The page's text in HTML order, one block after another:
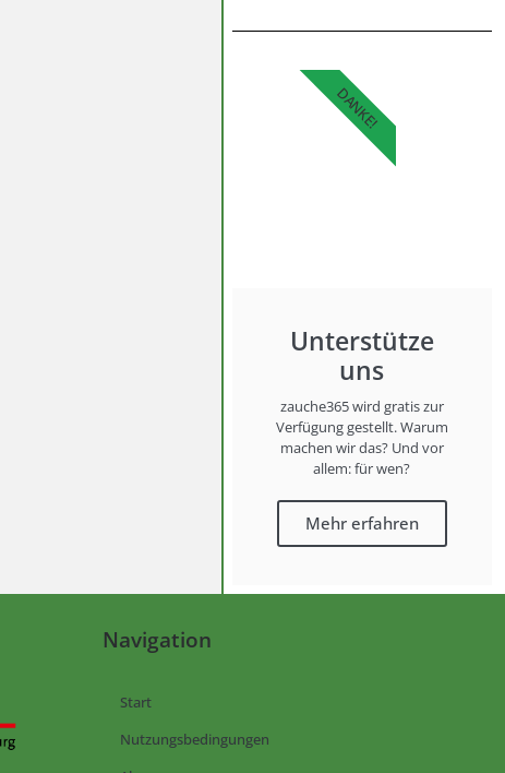
Unterstütze
uns
zauche365 wird gratis zur
Verfügung gestellt. Warum
machen wir das? Und vor
allem: für wen?
Mehr erfahren
DANKE!
Navigation
Start
Nutzungsbedingungen